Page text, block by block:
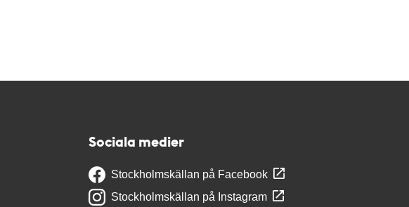
Sociala medier
Stockholmskällan på Facebook
Stockholmskällan på Instagram